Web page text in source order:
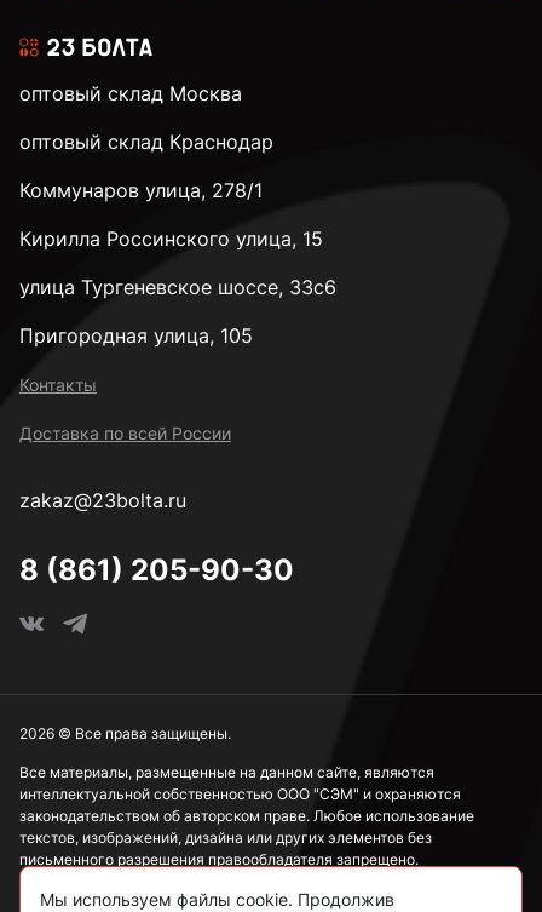
оптовый склад Москва
оптовый склад Краснодар
Коммунаров улица, 278/1
Кирилла Россинского улица, 15
улица Тургеневское шоссе, 33с6
Пригородная улица, 105
Контакты
Доставка по всей России
zakaz@23bolta.ru
8 (861) 205-90-30
Все материалы, размещенные на данном сайте, являются
интеллектуальной собственностью ООО "СЭМ" и охраняются
законодательством об авторском праве. Любое использование
текстов, изображений, дизайна или других элементов без
письменного разрешения правообладателя запрещено.
Информация, представленная на сайте, носит исключительно
2026 © Все права защищены.
Мы используем файлы cookie. Продолжив